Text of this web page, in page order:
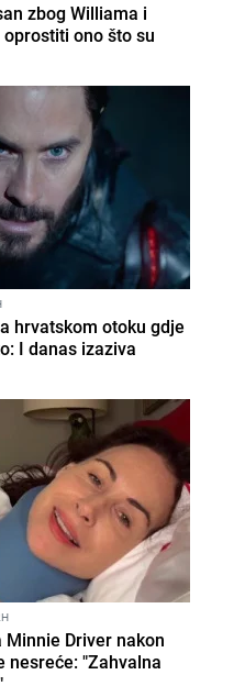
zbog Williama i
ono što su
hrvatskom otoku gdje
I danas izaziva
Driver nakon
nesreće: "Zahvalna